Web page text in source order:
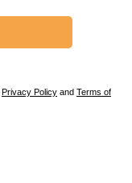
Privacy Policy and Terms of